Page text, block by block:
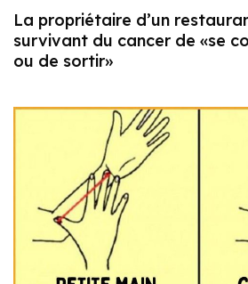
La propriétaire d’un
survivant du cancer de «se
ou de sortir»